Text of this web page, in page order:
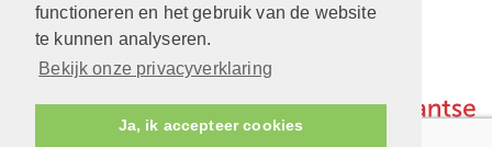
functioneren en het gebruik van de website
te kunnen analyseren.
Bekijk onze privacyverklaring
Ja, ik accepteer cookies